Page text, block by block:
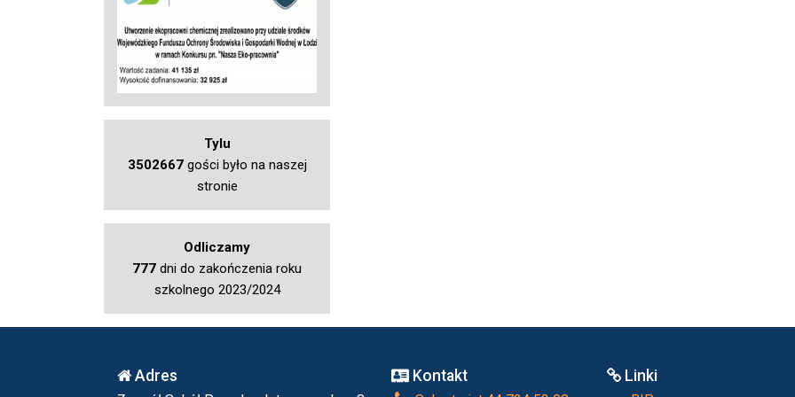
Tylu
3502667gości było na naszej
stronie
Odliczamy
777 dni do zakończenia roku
szkolnego 2023/2024
Adres Kontakt Linki